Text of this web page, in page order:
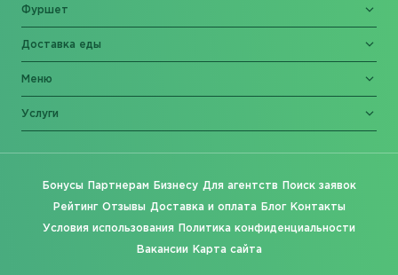
Фуршет
Доставка еды
Меню
Услуги
Бонусы Партнерам Бизнесу Для агентств Поиск заявок
Рейтинг Отзывы Доставка и оплата Блог Контакты
Условия использования Политика конфиденциальности
Вакансии Карта сайта